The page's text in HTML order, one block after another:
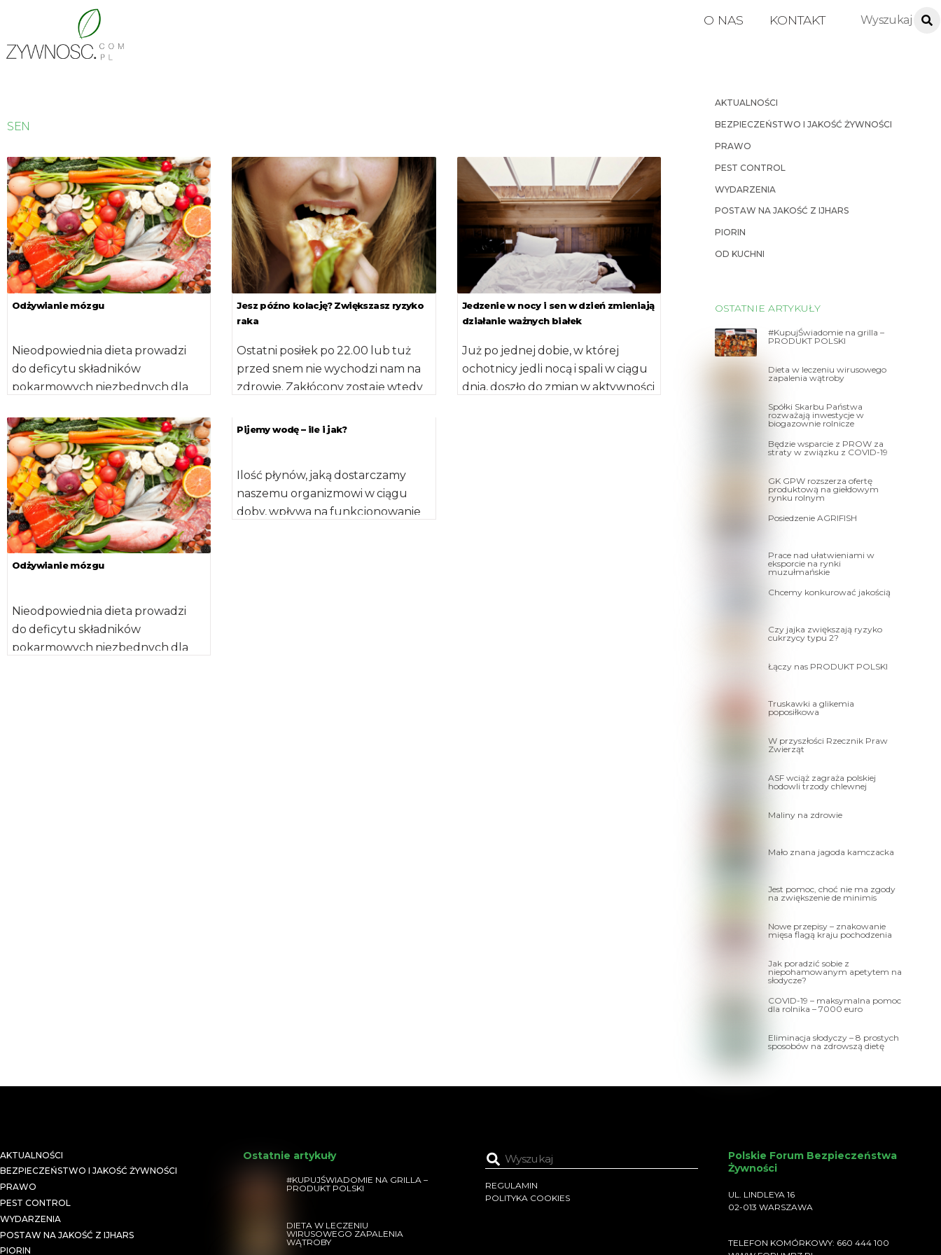
O NAS KONTAKT
SEN
Odżywianie mózgu
Nieodpowiednia dieta prowadzi
do deficytu składników
pokarmowych niezbędnych dla
aktywności mózgu, a tym samym
całego organizmu człowieka.
Naukowcy podkreślają […]
Jesz późno kolację? Zwiększasz ryzyko
raka
Ostatni posiłek po 22.00 lub tuż
przed snem nie wychodzi nam na
zdrowie. Zakłócony zostaje wtedy
Jedzenie w nocy i sen w dzień zmieniają
działanie ważnych białek
Już po jednej dobie, w której
ochotnicy jedli nocą i spali w ciągu
dnia, doszło do zmian w aktywności
Odżywianie mózgu
Nieodpowiednia dieta prowadzi
do deficytu składników
pokarmowych niezbędnych dla
Pijemy wodę – ile i jak?
Ilość płynów, jaką dostarczamy
naszemu organizmowi w ciągu
doby, wpływa na funkcjonowanie
AKTUALNOŚCI
BEZPIECZEŃSTWO I JAKOŚĆ ŻYWNOŚCI
PRAWO
PEST CONTROL
WYDARZENIA
POSTAW NA JAKOŚĆ Z IJHARS
PIORIN
OD KUCHNI
OSTATNIE ARTYKUŁY
#KupujŚwiadomie na grilla –
PRODUKT POLSKI
Dieta w leczeniu wirusowego
zapalenia wątroby
Spółki Skarbu Państwa
rozważają inwestycje w
biogazownie rolnicze
Będzie wsparcie z PROW za
straty w związku z COVID-19
GK GPW rozszerza ofertę
produktową na giełdowym
rynku rolnym
Posiedzenie AGRIFISH
Prace nad ułatwieniami w
eksporcie na rynki
muzułmańskie
Chcemy konkurować jakością
Czy jajka zwiększają ryzyko
cukrzycy typu 2?
Łączy nas PRODUKT POLSKI
Truskawki a glikemia
poposiłkowa
W przyszłości Rzecznik Praw
Zwierząt
ASF wciąż zagraża polskiej
hodowli trzody chlewnej
Maliny na zdrowie
Mało znana jagoda kamczacka
Jest pomoc, choć nie ma zgody
na zwiększenie de minimis
Nowe przepisy – znakowanie
mięsa flagą kraju pochodzenia
Jak poradzić sobie z
niepohamowanym apetytem na
słodycze?
COVID-19 – maksymalna pomoc
dla rolnika – 7000 euro
Eliminacja słodyczy – 8 prostych
sposobów na zdrowszą dietę
AKTUALNOŚCI
BEZPIECZEŃSTWO I JAKOŚĆ ŻYWNOŚCI
PRAWO
PEST CONTROL
WYDARZENIA
POSTAW NA JAKOŚĆ Z IJHARS
PIORIN
Ostatnie artykuły
#KUPUJŚWIADOMIE NA GRILLA –
PRODUKT POLSKI
DIETA W LECZENIU
WIRUSOWEGO ZAPALENIA
WĄTROBY
REGULAMIN
POLITYKA COOKIES
Polskie Forum Bezpieczeństwa
Żywności
UL. LINDLEYA 16
02-013 WARSZAWA
TELEFON KOMÓRKOWY: 660 444 100